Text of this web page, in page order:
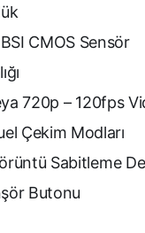
CMOS Sensör
720p – 120fps
Çekim Modları
Sabitleme
Butonu